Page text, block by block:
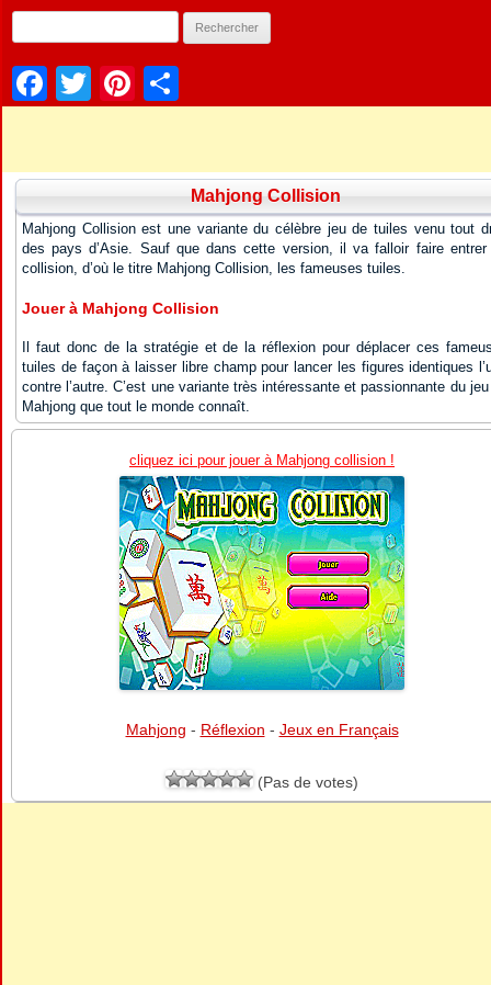
Facebook
TwitterPinterest
Mahjong Collision
Mahjong Collision est une variante du célèbre jeu de tuiles venu tout
des pays d’Asie. Sauf que dans cette version, il va falloir faire entrer
collision, d’où le titre Mahjong Collision, les fameuses tuiles.
Jouer à Mahjong Collision
Il faut donc de la stratégie et de la réflexion pour déplacer ces
tuiles de façon à laisser libre champ pour lancer les figures identiques
contre l’autre. C’est une variante très intéressante et passionnante du
Mahjong que tout le monde connaît.
cliquez ici pour jouer à Mahjong collision !
Mahjong - Réflexion - Jeux en Français
(Pas de votes)